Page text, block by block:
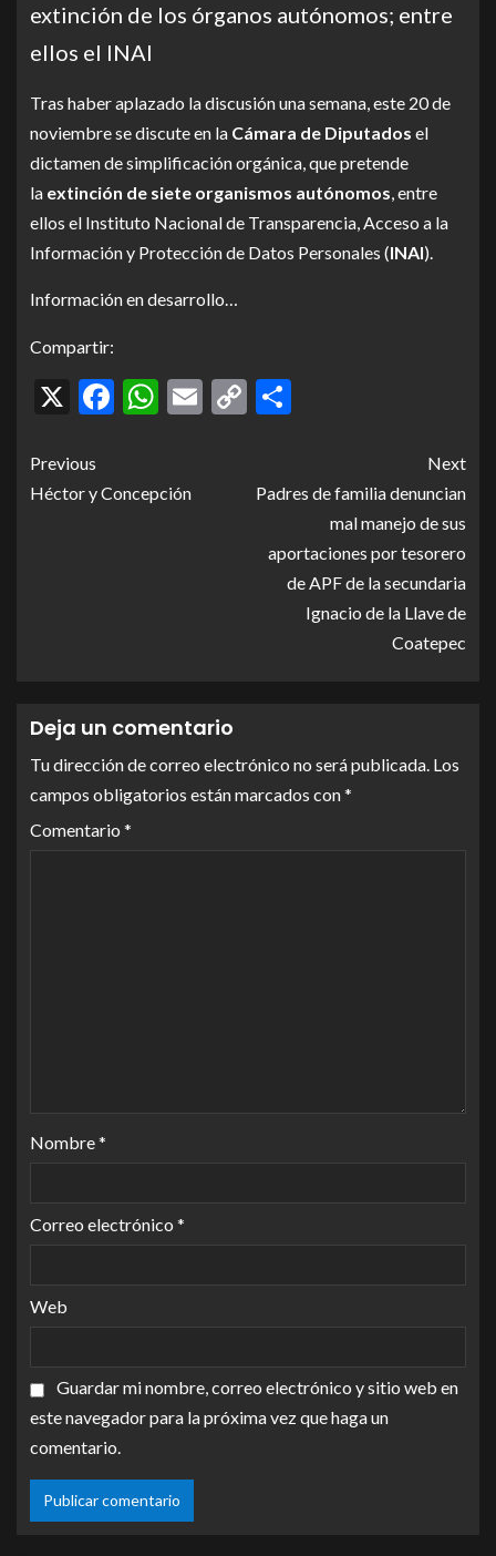
extinción de los órganos autónomos; entre
ellos el INAI
Tras haber aplazado la discusión una semana, este 20 de
noviembre se discute en la Cámara de Diputados el
dictamen de simplificación orgánica, que pretende
la extinción de siete organismos autónomos, entre
ellos el Instituto Nacional de Transparencia, Acceso a la
Información y Protección de Datos Personales (INAI).
Información en desarrollo…
Compartir:
X Facebook
WhatsApp
Email
Copy
Previous
Héctor y Concepción
Next
Padres de familia denuncian
mal manejo de sus
aportaciones por tesorero
de APF de la secundaria
Ignacio de la Llave de
Coatepec
Deja un comentario
Tu dirección de correo electrónico no será publicada. Los
campos obligatorios están marcados con*
Comentario *
Nombre*
Correo electrónico *
Web
Guardar mi nombre, correo electrónico y sitio web en
este navegador para la próxima vez que haga un
comentario.